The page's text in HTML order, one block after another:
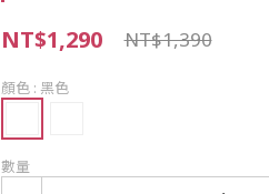
NT$1,290 NT$1,390
顏色 : 黑色
數量